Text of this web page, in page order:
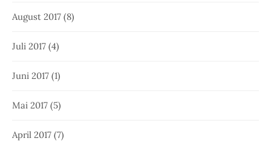
August 2017 (8)
Juli 2017 (4)
Juni 2017 (1)
Mai 2017 (5)
April 2017 (7)